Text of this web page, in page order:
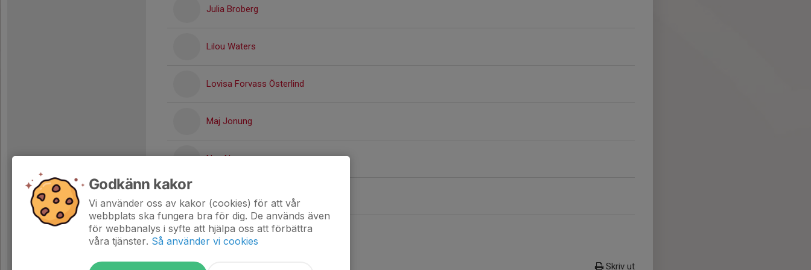
Julia Broberg
Lilou Waters
Lovisa Forvass Österlind
Maj Jonung
Nea Nygren
Skriv ut
Godkänn kakor
Vi använder oss av kakor (cookies) för att vår
webbplats ska fungera bra för dig. De används även
för webbanalys i syfte att hjälpa oss att förbättra
våra tjänster. Så använder vi cookies